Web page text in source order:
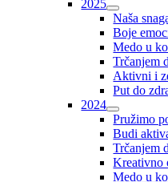
2025
Naša
Boje
Medo u
Trčanjem
Aktivni i
Put do
2024
Pružimo
Budi
Trčanjem
Kreativno
Medo u